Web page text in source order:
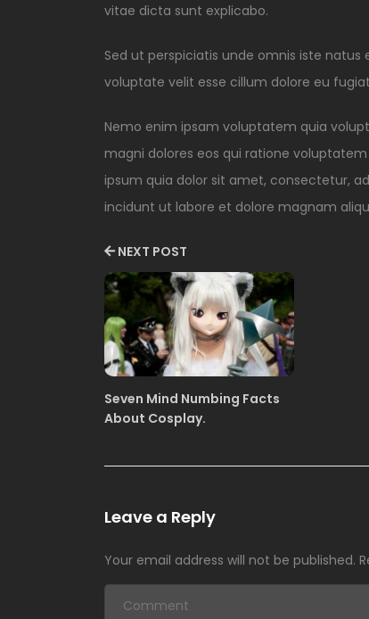
vitae dicta sunt explicabo.
Sed ut perspiciatis unde omnis iste
voluptate velit esse cillum dolore eu
Nemo enim ipsam voluptatem quia
magni dolores eos qui ratione
ipsum quia dolor sit amet, consectetur,
incidunt ut labore et dolore magnam
NEXT POST
Seven Mind Numbing Facts
About Cosplay.
Leave a Reply
Your email address will not be published.